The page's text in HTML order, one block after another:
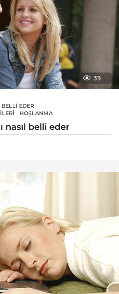
39
EDER
,HOŞLANMA
nasıl belli eder